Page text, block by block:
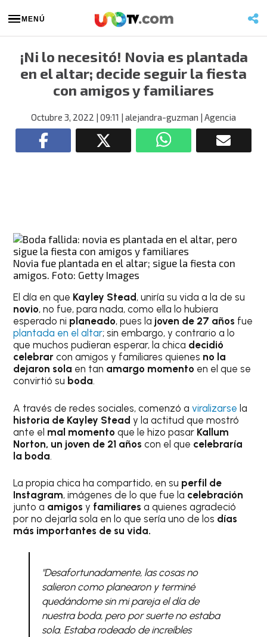
MENÚ
¡Ni lo necesitó! Novia es plantada
en el altar; decide seguir la fiesta
con amigos y familiares
Octubre 3, 2022 | 09:11 | alejandra-guzman | Agencia
Novia fue plantada en el altar; sigue la fiesta con
amigos. Foto: Getty Images
El día en que Kayley Stead , uniría su vida a la de su
novio, no fue, para nada, como ella lo hubiera
esperado ni planeado, pues la joven de 27 años fue
plantada en el altar; sin embargo, y contrario a lo
que muchos pudieran esperar, la chica decidió
celebrarcon amigos y familiares quienes no la
dejaron sola en tan amargo momento en el que se
convirtió su boda.
A través de redes sociales, comenzó aviralizarsela
historia de Kayley Steady la actitud que mostró
ante el mal momentoque le hizo pasar Kallum
Norton, un joven de 21 años con el que celebraría
la boda.
La propia chica ha compartido, en su perfil de
Instagram, imágenes de lo que fue la celebración
junto a amigosy familiaresa quienes agradeció
por no dejarla sola en lo que sería uno de los días
más importantes de su vida.
"Desafortunadamente, las cosas no
salieron como planearon y terminé
quedándome sin mi pareja el día de
nuestra boda, pero por suerte no estaba
sola. Estaba rodeado de increíbles